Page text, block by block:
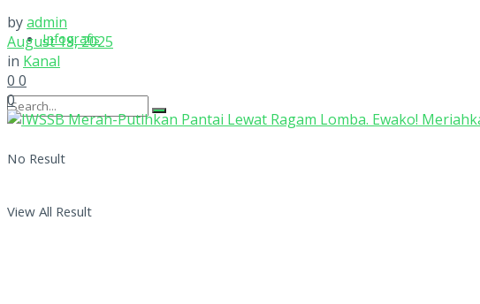
Infografis
No Result
View All Result
byadmin
August 19, 2025
in Kanal
0 0
0